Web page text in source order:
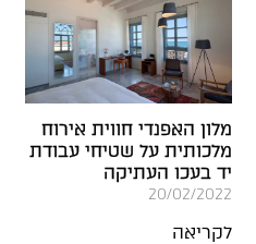
מלון האפנדי חווית אירוח
מלכותית על שטיחי עבודת
יד בעכו העתיקה
20/02/2022
לקריאה